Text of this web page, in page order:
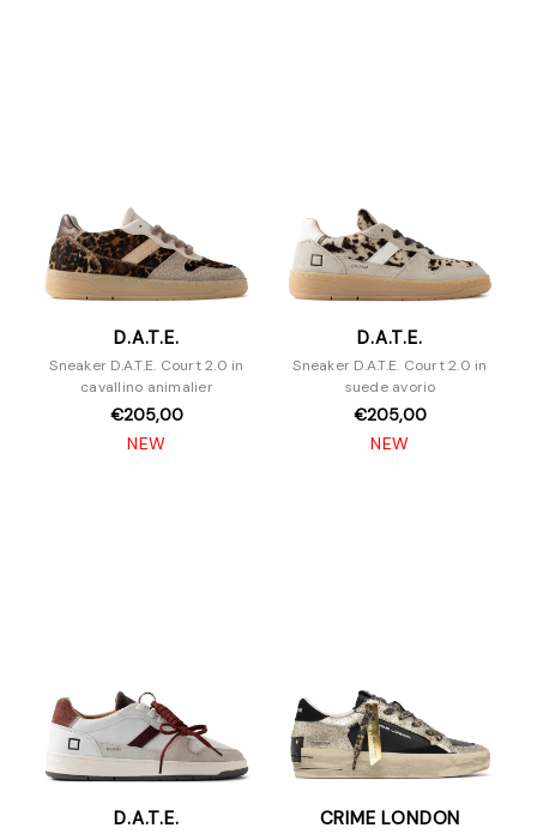
D.A.T.E.
Sneaker D.A.T.E. Court 2.0 in
cavallino animalier
€205,00
NEW
D.A.T.E.
Sneaker D.A.T.E. Court 2.0 in
suede avorio
€205,00
NEW
D.A.T.E. CRIME LONDON